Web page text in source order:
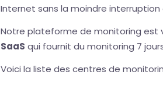
Internet sans la moindre interruption
Notre plateforme de monitoring est
SaaS qui fournit du monitoring 7
Voici la liste des centres de